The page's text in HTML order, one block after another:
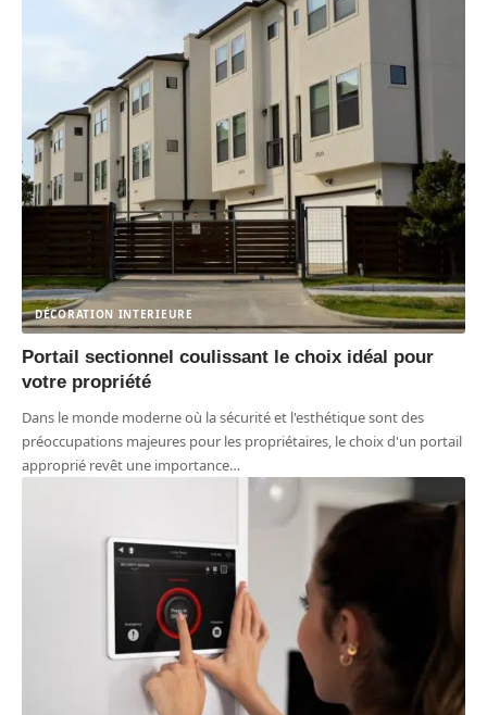
DÉCORATION INTERIEURE
Portail sectionnel coulissant le choix idéal pour
votre propriété
Dans le monde moderne où la sécurité et l'esthétique sont des
préoccupations majeures pour les propriétaires, le choix d'un portail
approprié revêt une importance…